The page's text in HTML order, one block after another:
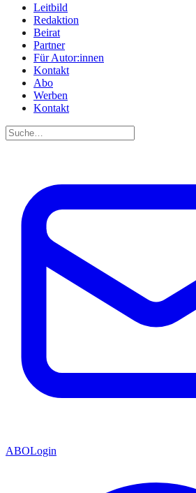
Leitbild
Redaktion
Beirat
Partner
Für Autor:innen
Kontakt
Abo
Werben
Kontakt
ABOLogin